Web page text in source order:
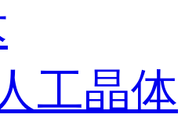
工晶体